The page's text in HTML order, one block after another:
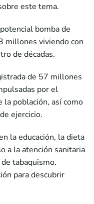
este tema.
bomba de
millones viviendo con
de décadas.
de 57 millones
por el
población, así como
ejercicio.
la educación, la dieta
a la atención sanitaria
tabaquismo.
para descubrir